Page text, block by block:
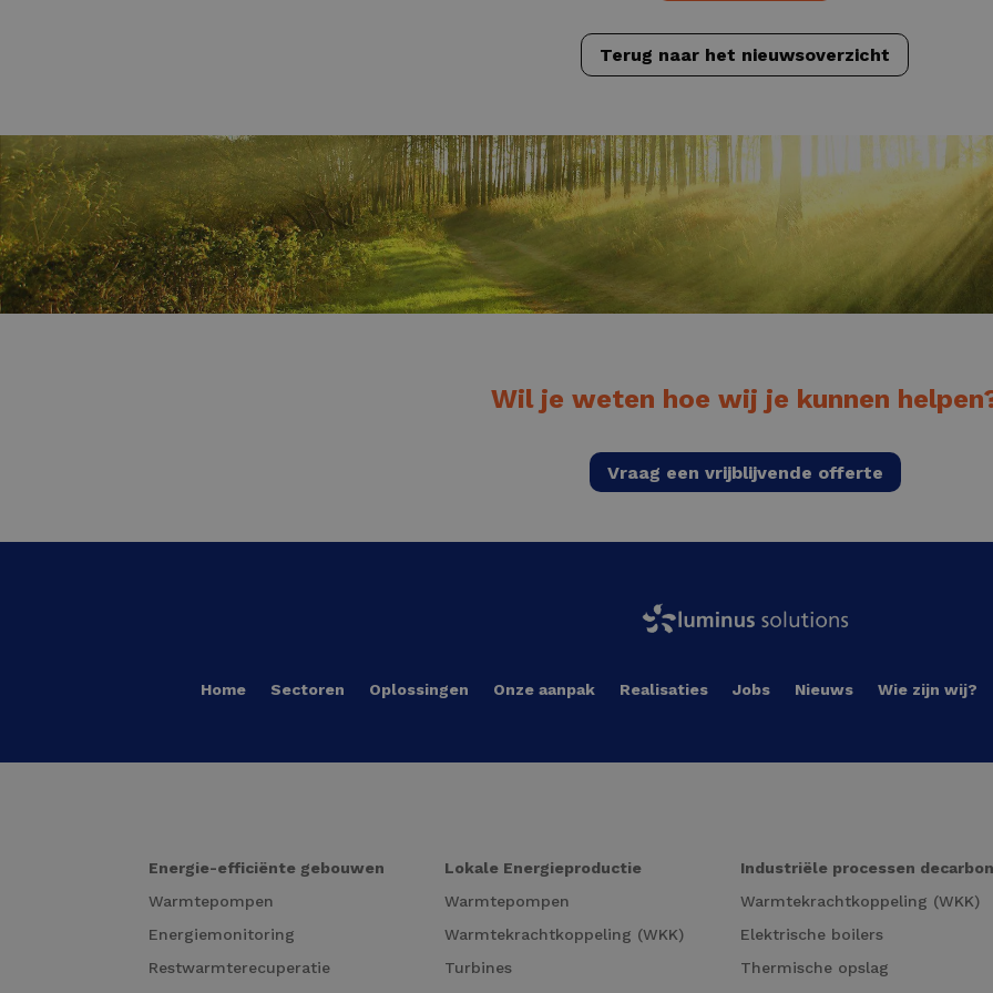
Terug naar het nieuwsoverzicht
Wil je weten hoe wij je kunnen
Vraag een vrijblijvende offerte
Home Sectoren Oplossingen Onze aanpak Realisaties Jobs Nieuws Wie zijn wij?
Energie-efficiënte gebouwen
Warmtepompen
Energiemonitoring
Restwarmterecuperatie
Lokale Energieproductie
Warmtepompen
Warmtekrachtkoppeling (WKK)
Turbines
Industriële processen
Warmtekrachtkoppeling (WKK)
Elektrische boilers
Thermische opslag